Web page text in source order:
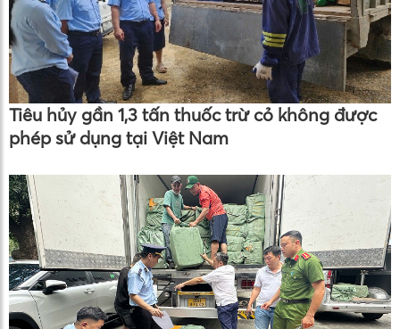
Tiêu hủy gần 1,3 tấn thuốc trừ cỏ không được
phép sử dụng tại Việt Nam